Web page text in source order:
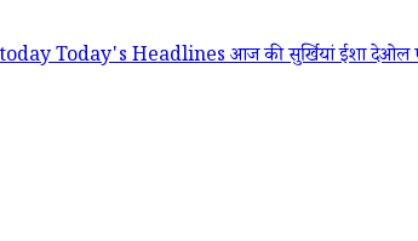
Today's Headlinesआज की सुर्खियांईशा देओल